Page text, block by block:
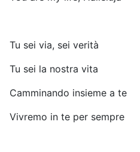
Tu sei via, sei verità
Tu sei la nostra vita
Camminando insieme a te
Vivremo in te per sempre